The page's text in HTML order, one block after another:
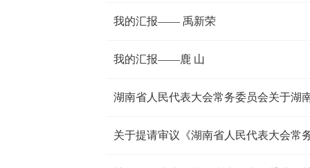
我的汇报—— 禹新荣
我的汇报——鹿 山